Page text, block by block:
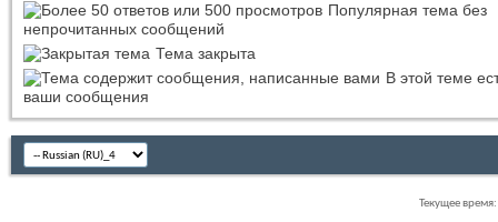
Популярная тема без
непрочитанных сообщений
Тема закрыта
В этой теме
ваши сообщения
Текущее время: